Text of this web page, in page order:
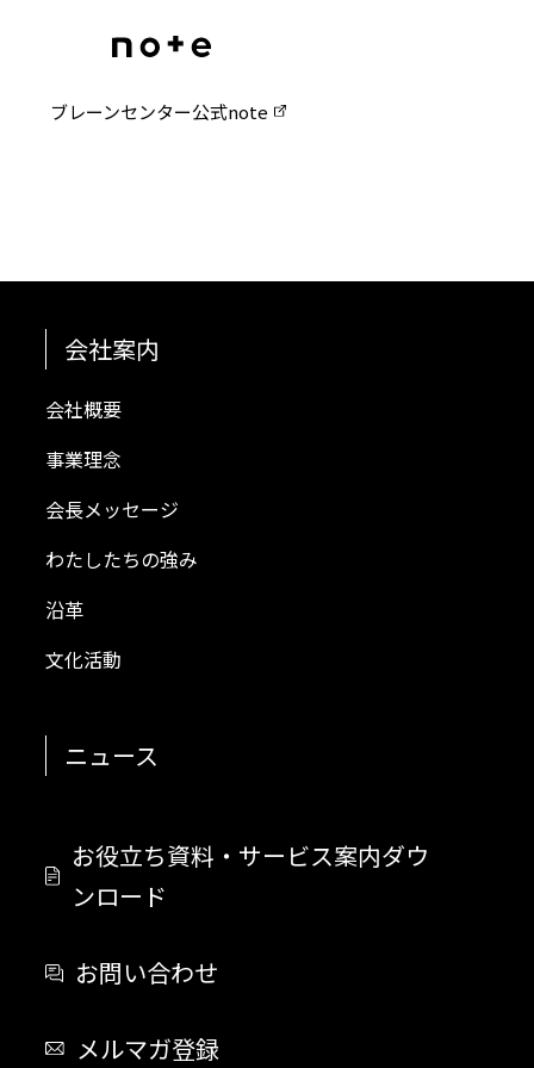
ブレーンセンター公式note
会社案内
会社概要
事業理念
会長メッセージ
わたしたちの強み
沿革
文化活動
ニュース
お役立ち資料・ サービス案内ダウ
ンロード
お問い合わせ
メルマガ登録